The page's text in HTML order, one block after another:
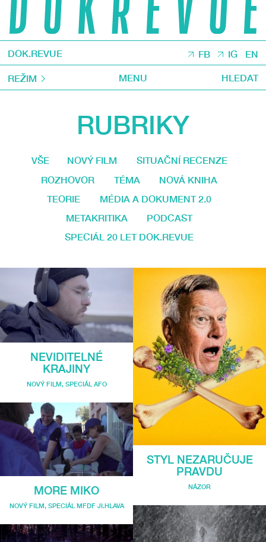
DOK.REVUE FB IG EN
REŽIM MENU HLEDAT
RUBRIKY
VŠE NOVÝ FILM
SITUAČNÍ RECENZE
ROZHOVOR
TÉMA
NOVÁ KNIHA
TEORIE
MÉDIA A DOKUMENT 2.0
METAKRITIKA
PODCAST
SPECIÁL 20 LET DOK.REVUE
NEVIDITELNÉ
KRAJINY
NOVÝ FILM, SPECIÁL AFO
MORE MIKO
NOVÝ FILM, SPECIÁL MFDF JI.HLAVA
STYL NEZARUČUJE
PRAVDU
NÁZOR